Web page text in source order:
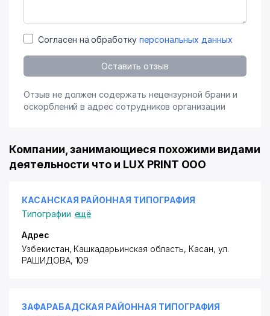
Согласен на обработку персональных данных
Оставить отзыв
Отзыв не должен содержать нецензурной брани и
оскорблений в адрес сотрудников организации
Компании, занимающиеся похожими видами
деятельности что и LUX PRINT ООО
КАСАНСКАЯ РАЙОННАЯ ТИПОГРАФИЯ
Типографии ещё
Адрес
Узбекистан, Кашкадарьинская область, Касан, ул.
РАШИДОВА, 109
ЗАФАРАБАДСКАЯ РАЙОННАЯ ТИПОГРАФИЯ